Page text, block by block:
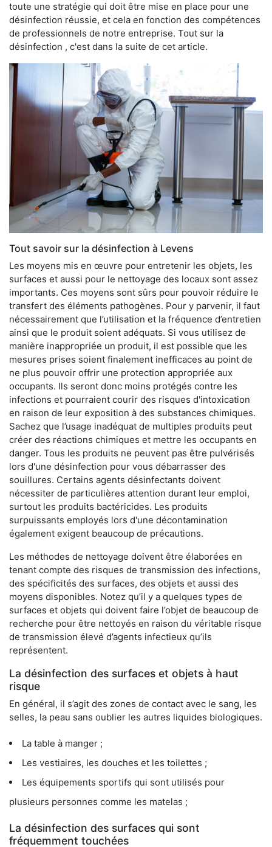
toute une stratégie qui doit être mise en place pour une
désinfection réussie, et cela en fonction des compétences
de professionnels de notre entreprise. Tout sur la
désinfection , c'est dans la suite de cet article.
Tout savoir sur la désinfection à Levens
Les moyens mis en œuvre pour entretenir les objets, les
surfaces et aussi pour le nettoyage des locaux sont assez
importants. Ces moyens sont sûrs pour pouvoir réduire le
transfert des éléments pathogènes. Pour y parvenir, il faut
nécessairement que l’utilisation et la fréquence d’entretien
ainsi que le produit soient adéquats. Si vous utilisez de
manière inappropriée un produit, il est possible que les
mesures prises soient finalement inefficaces au point de
ne plus pouvoir offrir une protection appropriée aux
occupants. Ils seront donc moins protégés contre les
infections et pourraient courir des risques d'intoxication
en raison de leur exposition à des substances chimiques.
Sachez que l’usage inadéquat de multiples produits peut
créer des réactions chimiques et mettre les occupants en
danger. Tous les produits ne peuvent pas être pulvérisés
lors d'une désinfection pour vous débarrasser des
souillures. Certains agents désinfectants doivent
nécessiter de particulières attention durant leur emploi,
surtout les produits bactéricides. Les produits
surpuissants employés lors d'une décontamination
également exigent beaucoup de précautions.
Les méthodes de nettoyage doivent être élaborées en
tenant compte des risques de transmission des infections,
des spécificités des surfaces, des objets et aussi des
moyens disponibles. Notez qu’il y a quelques types de
surfaces et objets qui doivent faire l’objet de beaucoup de
recherche pour être nettoyés en raison du véritable risque
de transmission élevé d’agents infectieux qu’ils
représentent.
La désinfection des surfaces et objets à haut
risque
En général, il s’agit des zones de contact avec le sang, les
selles, la peau sans oublier les autres liquides biologiques.
La table à manger ;
Les vestiaires, les douches et les toilettes ;
Les équipements sportifs qui sont utilisés pour
plusieurs personnes comme les matelas ;
La désinfection des surfaces qui sont
fréquemment touchées